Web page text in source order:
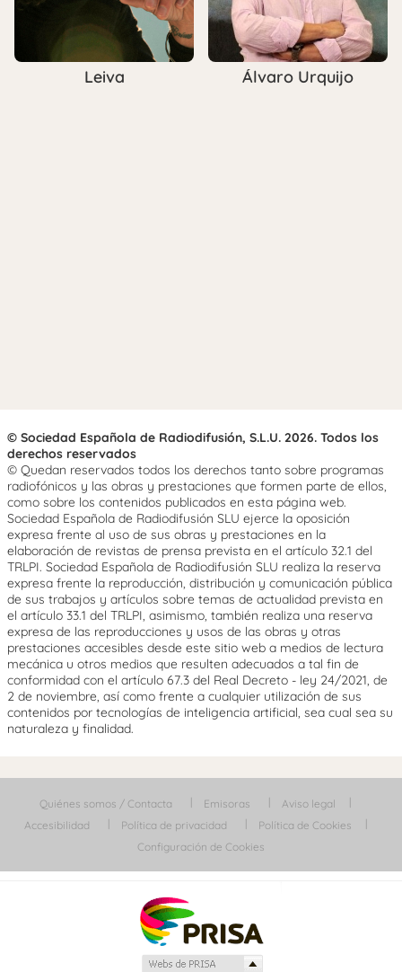
Leiva Álvaro Urquijo
© Sociedad Española de Radiodifusión, S.L.U. 2026. Todos los
derechos reservados
© Quedan reservados todos los derechos tanto sobre programas
radiofónicos y las obras y prestaciones que formen parte de ellos,
como sobre los contenidos publicados en esta página web.
Sociedad Española de Radiodifusión SLU ejerce la oposición
expresa frente al uso de sus obras y prestaciones en la
elaboración de revistas de prensa prevista en el artículo 32.1 del
TRLPI. Sociedad Española de Radiodifusión SLU realiza la reserva
expresa frente la reproducción, distribución y comunicación pública
de sus trabajos y artículos sobre temas de actualidad prevista en
el artículo 33.1 del TRLPI, asimismo, también realiza una reserva
expresa de las reproducciones y usos de las obras y otras
prestaciones accesibles desde este sitio web a medios de lectura
mecánica u otros medios que resulten adecuados a tal fin de
conformidad con el artículo 67.3 del Real Decreto - ley 24/2021, de
2 de noviembre, así como frente a cualquier utilización de sus
contenidos por tecnologías de inteligencia artificial, sea cual sea su
naturaleza y finalidad.
Quiénes somos / Contacta Emisoras
Aviso legal
Accesibilidad
Política de privacidad
Política de Cookies
Configuración de Cookies